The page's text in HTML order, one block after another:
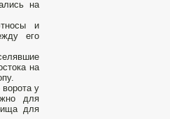
на
и
его
на
у
для
для